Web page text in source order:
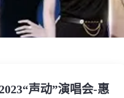
声动”演唱会-惠